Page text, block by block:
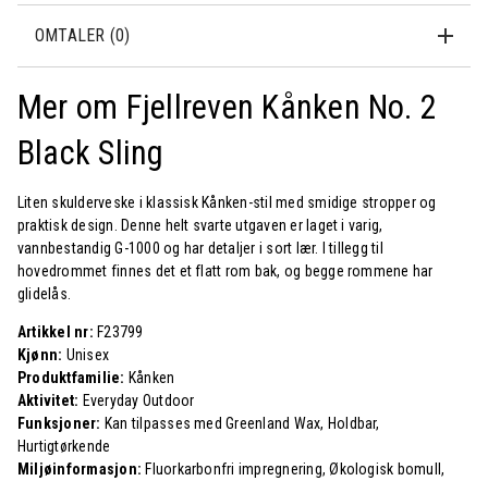
OMTALER (0)
Mer om Fjellreven Kånken No. 2
Black Sling
Liten skulderveske i klassisk Kånken-stil med smidige stropper og
praktisk design. Denne helt svarte utgaven er laget i varig,
vannbestandig G-1000 og har detaljer i sort lær. I tillegg til
hovedrommet finnes det et flatt rom bak, og begge rommene har
glidelås.
Artikkel nr: F23799
Kjønn: Unisex
Produktfamilie: Kånken
Aktivitet: Everyday Outdoor
Funksjoner: Kan tilpasses med Greenland Wax, Holdbar,
Hurtigtørkende
Miljøinformasjon: Fluorkarbonfri impregnering, Økologisk bomull,